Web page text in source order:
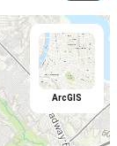
ArcGIS